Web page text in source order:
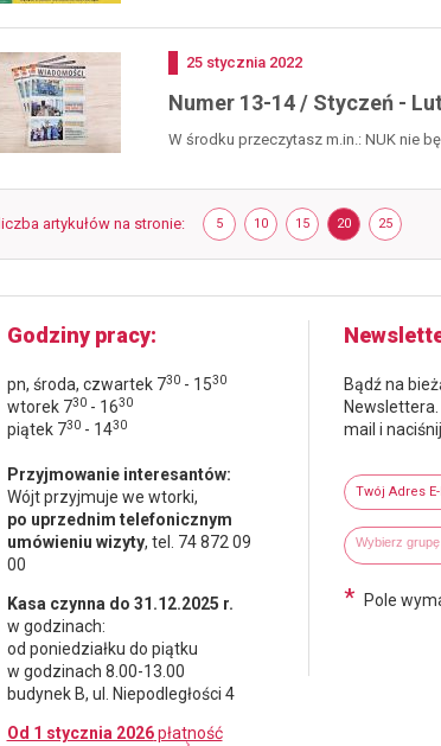
Dodano
25 stycznia 2022
Numer 13-14 / Styczeń -
W środku przeczytasz m.in.: NUK nie
liczba artykułów na stronie POKAŻ
5 ELEMENTÓW
NA
POKAŻ
10 ELEMENTÓW
NA
POKAŻ
15 ELEMENTÓW
NA
POKAŻ
20 ELEMENTÓW
NA
POKAŻ
25
NA
Godziny pracy
pn, środa, czwartek 730- 1530
wtorek 730- 1630
piątek 730- 1430
Przyjmowanie interesantów:
Wójt przyjmuje we wtorki,
po uprzednim telefonicznym
umówieniu wizyty, tel. 74 872 09
00
Kasa czynna do 31.12.2025 r.
w godzinach:
od poniedziałku do piątku
w godzinach 8.00-13.00
budynek B, ul. Niepodległości 4
Od 1 stycznia 2026płatność
Bądź na
mail i
Twój adres
Wybierz
Wpisz
* Pole